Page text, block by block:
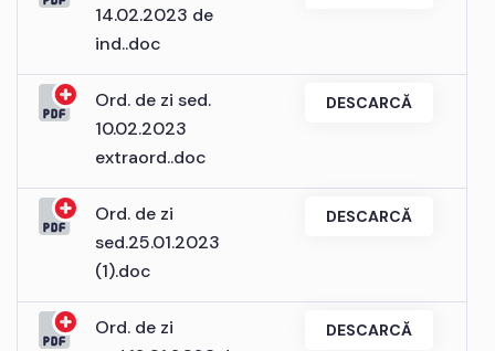
14.02.2023 de
ind..doc
Ord. de zi sed.
10.02.2023
extraord..doc
DESCARCĂ
Ord. de zi
sed.25.01.2023
(1).doc
DESCARCĂ
Ord. de zi
DESCARCĂ